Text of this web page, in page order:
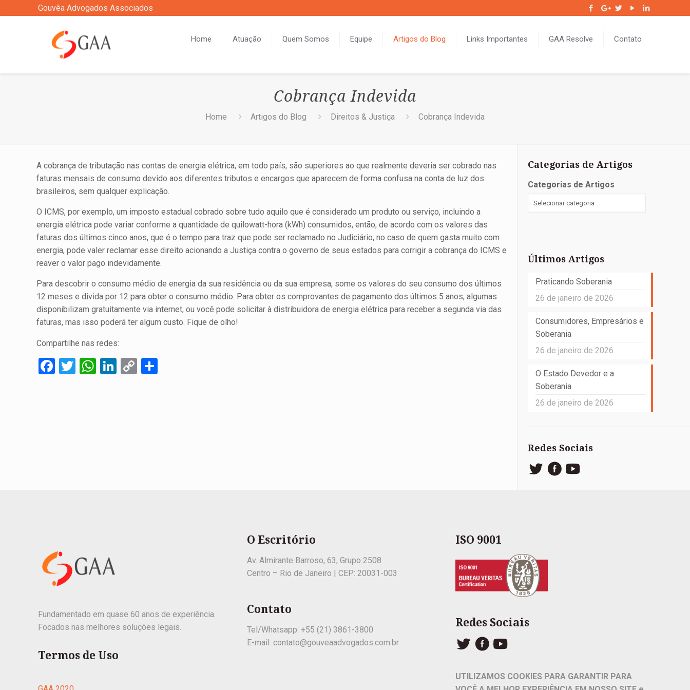
Gouvêa Advogados Associados
Home Atuação Quem Somos Equipe Artigos do Blog Links Importantes GAA Resolve Contato
Cobrança Indevida
Home Artigos do Blog Direitos & Justiça Cobrança Indevida
A cobrança de tributação nas contas de energia elétrica, em todo país, são superiores ao que realmente deveria ser cobrado nas
faturas mensais de consumo devido aos diferentes tributos e encargos que aparecem de forma confusa na conta de luz dos
brasileiros, sem qualquer explicação.
O ICMS, por exemplo, um imposto estadual cobrado sobre tudo aquilo que é considerado um produto ou serviço, incluindo a
energia elétrica pode variar conforme a quantidade de quilowatt-hora (kWh) consumidos, então, de acordo com os valores das
faturas dos últimos cinco anos, que é o tempo para traz que pode ser reclamado no Judiciário, no caso de quem gasta muito com
energia, pode valer reclamar esse direito acionando a Justiça contra o governo de seus estados para corrigir a cobrança do ICMS e
reaver o valor pago indevidamente.
Para descobrir o consumo médio de energia da sua residência ou da sua empresa, some os valores do seu consumo dos últimos
12 meses e divida por 12 para obter o consumo médio. Para obter os comprovantes de pagamento dos últimos 5 anos, algumas
disponibilizam gratuitamente via internet, ou você pode solicitar à distribuidora de energia elétrica para receber a segunda via das
faturas, mas isso poderá ter algum custo. Fique de olho!
Compartilhe nas redes:
Facebook
Twitter
WhatsApp
LinkedIn
Copy
Categorias de Artigos
Categorias de Artigos
Últimos Artigos
Praticando Soberania
26 de janeiro de 2026
Consumidores, Empresários e
Soberania
26 de janeiro de 2026
O Estado Devedor e a
Soberania
26 de janeiro de 2026
Redes Sociais
Fundamentado em quase 60 anos de experiência.
Focados nas melhores soluções legais.
Termos de Uso
O Escritório
Av. Almirante Barroso, 63, Grupo 2508
Centro – Rio de Janeiro | CEP: 20031-003
Contato
Tel/Whatsapp: +55 (21) 3861-3800
E-mail: contato@gouveaadvogados.com.br
ISO 9001
Redes Sociais
UTILIZAMOS COOKIES PARA GARANTIR PARA